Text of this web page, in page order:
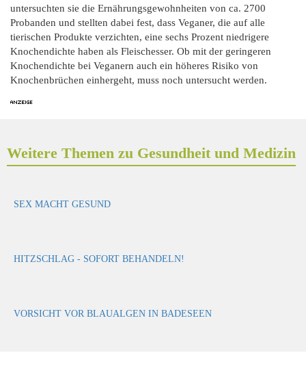
untersuchten sie die Ernährungsgewohnheiten von ca. 2700
Probanden und stellten dabei fest, dass Veganer, die auf alle
tierischen Produkte verzichten, eine sechs Prozent niedrigere
Knochendichte haben als Fleischesser. Ob mit der geringeren
Knochendichte bei Veganern auch ein höheres Risiko von
Knochenbrüchen einhergeht, muss noch untersucht werden.
Weitere Themen zu Gesundheit und Medizin
SEX MACHT GESUND
HITZSCHLAG - SOFORT BEHANDELN!
VORSICHT VOR BLAUALGEN IN BADESEEN